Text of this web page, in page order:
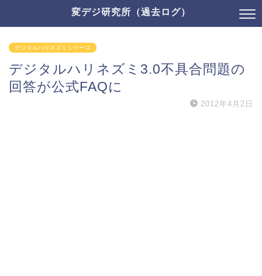
変デジ研究所（過去ログ）
デジタルハリネズミシリーズ
デジタルハリネズミ3.0不具合問題の
回答が公式FAQに
2012年4月2日